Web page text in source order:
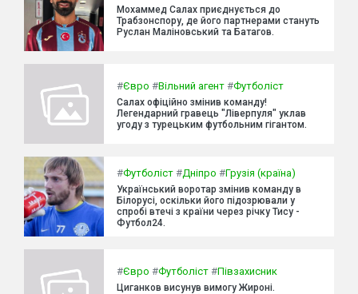
Мохаммед Салах приєднується до
Трабзонспору, де його партнерами стануть
Руслан Маліновський та Батагов.
#Євро #Вільний агент #Футболіст
Салах офіційно змінив команду!
Легендарний гравець "Ліверпуля" уклав
угоду з турецьким футбольним гігантом.
#Футболіст #Дніпро #Грузія (країна)
Український воротар змінив команду в
Білорусі, оскільки його підозрювали у
спробі втечі з країни через річку Тису -
Футбол24.
#Євро #Футболіст #Півзахисник
Циганков висунув вимогу Жироні.